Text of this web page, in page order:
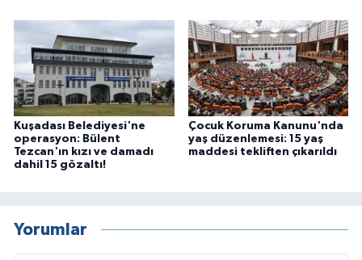
Kuşadası Belediyesi'ne
operasyon: Bülent
Tezcan'ın kızı ve damadı
dahil 15 gözaltı!
Çocuk Koruma Kanunu'nda
yaş düzenlemesi: 15 yaş
maddesi tekliften çıkarıldı
Yorumlar